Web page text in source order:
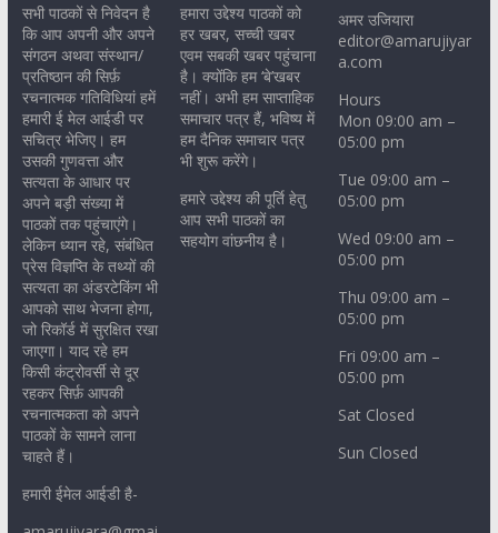
सभी पाठकों से निवेदन है
कि आप अपनी और अपने
संगठन अथवा संस्थान/
प्रतिष्ठान की सिर्फ़
रचनात्मक गतिविधियां हमें
हमारी ई मेल आईडी पर
सचित्र भेजिए। हम
उसकी गुणवत्ता और
सत्यता के आधार पर
अपने बड़ी संख्या में
पाठकों तक पहुंचाएंगे।
लेकिन ध्यान रहे, संबंधित
प्रेस विज्ञप्ति के तथ्यों की
सत्यता का अंडरटेकिंग भी
आपको साथ भेजना होगा,
जो रिकॉर्ड में सुरक्षित रखा
जाएगा। याद रहे हम
किसी कंट्रोवर्सी से दूर
रहकर सिर्फ़ आपकी
रचनात्मकता को अपने
पाठकों के सामने लाना
चाहते हैं।
हमारी ईमेल आईडी है-
हमारा उद्देश्य पाठकों को
हर खबर, सच्ची खबर
एवम सबकी खबर पहुंचाना
है। क्योंकि हम ‘बे’खबर
नहीं। अभी हम साप्ताहिक
समाचार पत्र हैं, भविष्य में
हम दैनिक समाचार पत्र
भी शुरू करेंगे।
हमारे उद्देश्य की पूर्ति हेतु
आप सभी पाठकों का
सहयोग वांछनीय है।
अमर उजियारा
editor@amarujiyar
a.com
Hours
Mon 09:00 am –
05:00 pm
Tue 09:00 am –
05:00 pm
Wed 09:00 am –
05:00 pm
Thu 09:00 am –
05:00 pm
Fri 09:00 am –
05:00 pm
Sat Closed
Sun Closed